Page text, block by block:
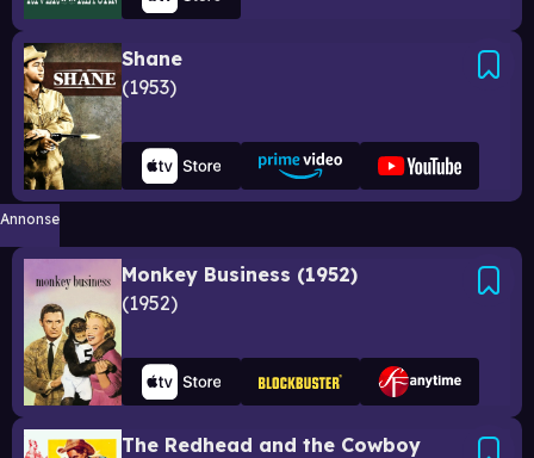
Shane
1953
Annonse
Monkey Business (1952)
1952
The Redhead and the Cowboy